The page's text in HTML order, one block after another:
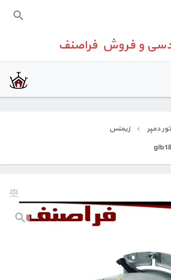
و فروش فراصنف
دمپر
زیمنس